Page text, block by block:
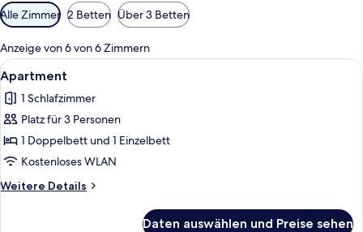
Verfügbare
Filter
für
Zimmer
Alle Zimmer 2 Betten Über 3 Betten
Anzeige von 6 von 6 Zimmern
Alle
Fotos
für
Apartment
anzeigen
Ein Gebäude mit einem Ziegeldach,
7
Apartment
1 Schlafzimmer
Platz für 3 Personen
1 Doppelbett und 1 Einzelbett
Kostenloses WLAN
Weitere Details
Weitere
Daten auswählen und Preise sehen